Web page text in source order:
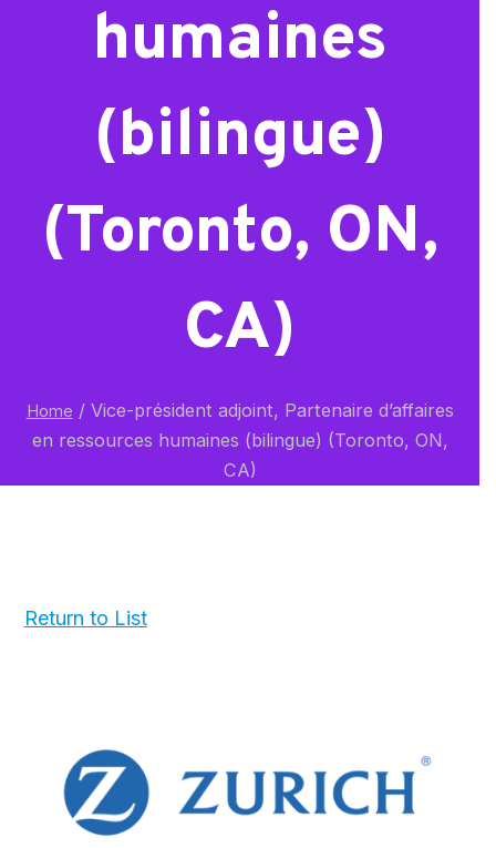
humaines
(bilingue)
(Toronto, ON,
CA)
Home /Vice-président adjoint, Partenaire d’affaires
en ressources humaines (bilingue) (Toronto, ON,
CA)
Return to List